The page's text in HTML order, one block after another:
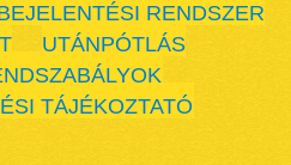
RENDSZER
UTÁNPÓTLÁS
TÁJÉKOZTATÓ